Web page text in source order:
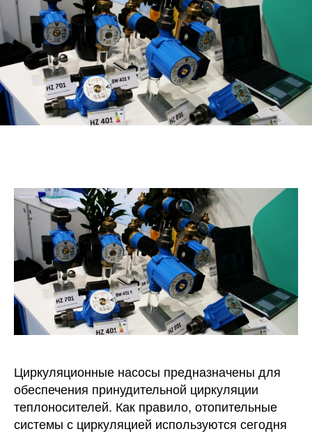
Циркуляционные насосы предназначены для
обеспечения принудительной циркуляции
теплоносителей. Как правило, отопительные
системы с циркуляцией используются сегодня